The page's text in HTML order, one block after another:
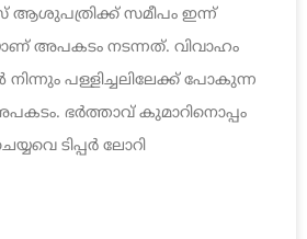
സമീപം ഇന്ന്
അപകടം നടന്നത്. വിവാഹം
നിന്നും പള്ളിച്ചലിലേക്ക് പോകുന്ന
ഭര്‍ത്താവ് കുമാറിനൊപ്പം
ടിപ്പര്‍ ലോറി